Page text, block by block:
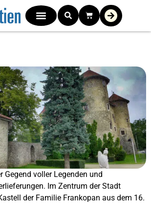
Gegend voller Legenden und
Im Zentrum der Stadt
der Familie Frankopan aus dem 16.